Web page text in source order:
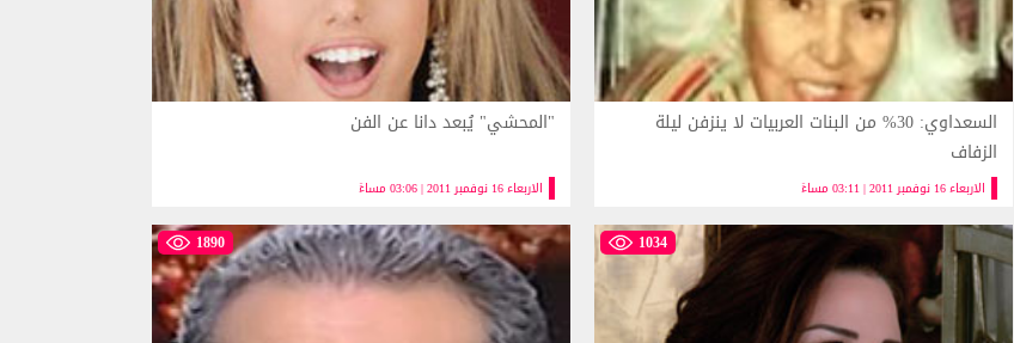
الاربعاء 16 نوفمبر 2011 | 03:11 مساءً
السعداوي: 30% من البنات العربيات لا ينزفن ليلة
الزفاف
الاربعاء 16 نوفمبر 2011 | 03:06 مساءً
"المحشي" يُبعد دانا عن الفن
1034
1890